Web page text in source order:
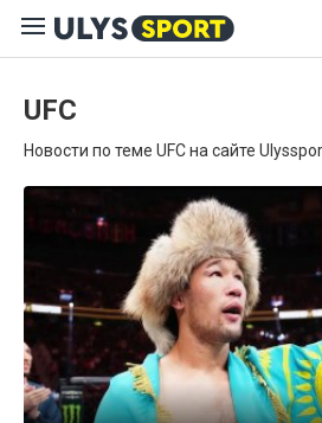
UFC
Новости по теме UFC на сайте